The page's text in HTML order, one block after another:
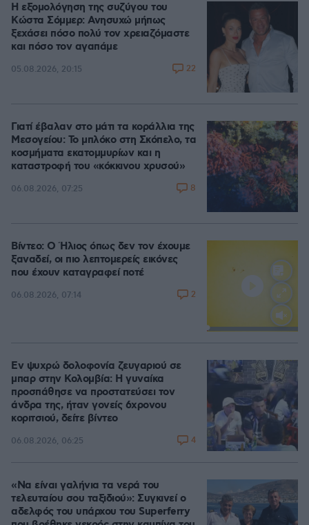
Η εξομολόγηση της συζύγου του
Κώστα Σόμμερ: Ανησυχώ μήπως
ξεχάσει πόσο πολύ τον χρειαζόμαστε
και πόσο τον αγαπάμε
05.08.2026, 20:15 22
Γιατί έβαλαν στο μάτι τα κοράλλια της
Μεσογείου: Το μπλόκο στη Σκόπελο, τα
κοσμήματα εκατομμυρίων και η
καταστροφή του «κόκκινου χρυσού»
06.08.2026, 07:25 8
Loaded:
Βίντεο: Ο Ήλιος όπως δεν τον έχουμε
ξαναδεί, οι πιο λεπτομερείς εικόνες
που έχουν καταγραφεί ποτέ
06.08.2026, 07:14 2
Εν ψυχρώ δολοφονία ζευγαριού σε
μπαρ στην Κολομβία: Η γυναίκα
προσπάθησε να προστατεύσει τον
άνδρα της, ήταν γονείς 6χρονου
κοριτσιού, δείτε βίντεο
06.08.2026, 06:25 4
«Να είναι γαλήνια τα νερά του
τελευταίου σου ταξιδιού»: Συγκινεί ο
αδελφός του υπάρχου του Superferry